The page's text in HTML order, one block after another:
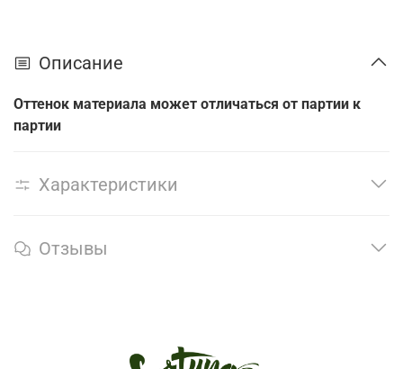
Описание
Оттенок материала может отличаться от партии к
партии
Характеристики
Отзывы